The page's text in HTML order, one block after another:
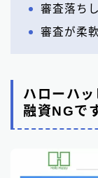
審査落ち
審査が柔
ハローハ
融資NGで